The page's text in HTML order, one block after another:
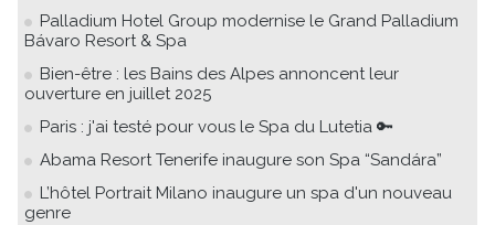
Palladium Hotel Group modernise le Grand Palladium
Bávaro Resort & Spa
Bien-être : les Bains des Alpes annoncent leur
ouverture en juillet 2025
Paris : j'ai testé pour vous le Spa du Lutetia 🔑
Abama Resort Tenerife inaugure son Spa “Sandára”
L’hôtel Portrait Milano inaugure un spa d'un nouveau
genre